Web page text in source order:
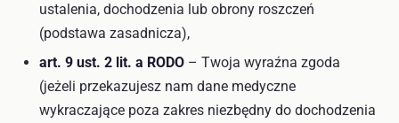
ustalenia, dochodzenia lub obrony roszczeń
(podstawa zasadnicza),
art. 9 ust. 2 lit. a RODO – Twoja wyraźna zgoda
(jeżeli przekazujesz nam dane medyczne
wykraczające poza zakres niezbędny do dochodzenia